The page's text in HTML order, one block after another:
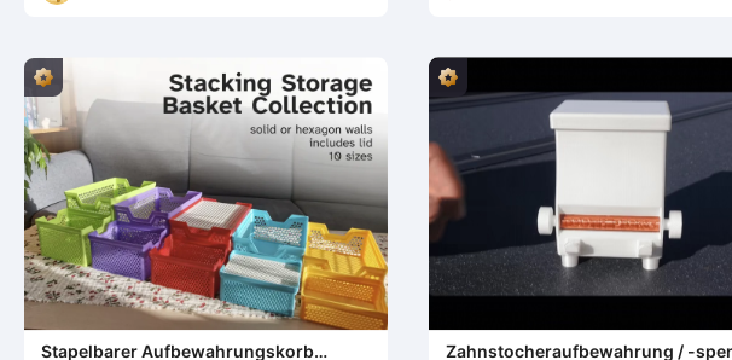
Stapelbarer Aufbewahrungskorb
Zahnstocheraufbewahrung / -